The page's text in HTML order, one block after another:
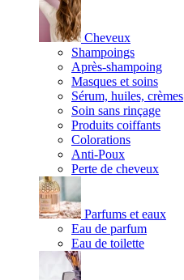
Cheveux
Shampoings
Après-shampoing
Masques et soins
Sérum, huiles, crèmes
Soin sans rinçage
Produits coiffants
Colorations
Anti-Poux
Perte de cheveux
Parfums et eaux
Eau de parfum
Eau de toilette